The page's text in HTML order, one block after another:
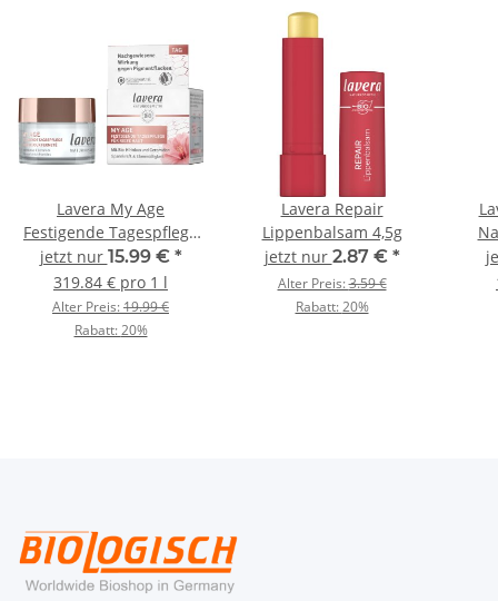
Lavera My Age
Festigende Tagespflege
50ml
jetzt nur 15.99 € *
319.84 € pro 1 l
Alter Preis:19.99 €
Rabatt:20%
Lavera Repair
Lippenbalsam 4,5g
jetzt nur 2.87 € *
Alter Preis:3.59 €
Rabatt:20%